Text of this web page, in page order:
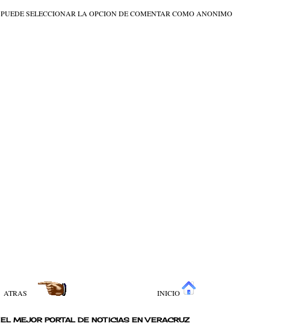
PUEDE SELECCIONAR LA OPCION DE COMENTAR COMO ANONIMO
ATRAS INICIO
EL MEJOR PORTAL DE NOTICIAS EN VERACRUZ